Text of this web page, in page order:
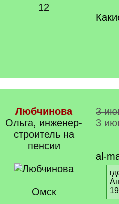
12
q
]
Любчинова
Ольга, инженер-
строитель на
пенсии
Омск
3
3
al-
[
q
]
[